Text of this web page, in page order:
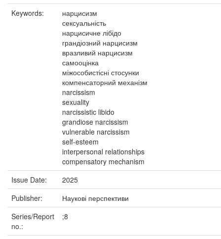
Keywords:
нарцисизм
сексуальність
нарцисичне лібідо
грандіозний нарцисизм
вразливий нарцисизм
самооцінка
міжособистісні стосунки
компенсаторний механізм
narcissism
sexuality
narcissistic libido
grandiose narcissism
vulnerable narcissism
self-esteem
interpersonal relationships
compensatory mechanism
Issue Date:
2025
Publisher:
Наукові перспективи
Series/Report
no.:
;8